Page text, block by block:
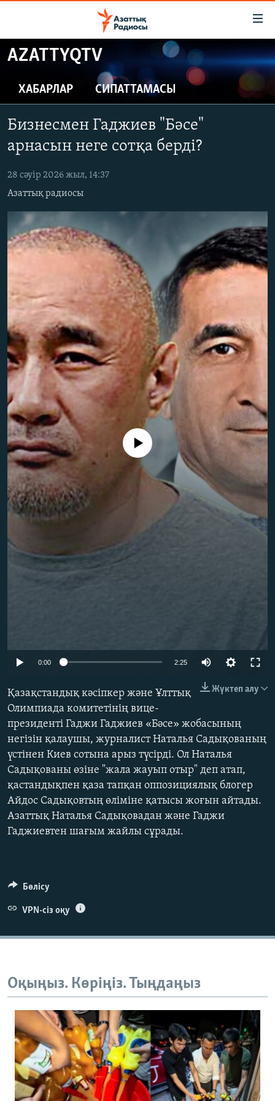
Skip
to
content
to
main
Navigation
Skip
ЖАҢАЛЫҚТАР
САЯСАТ
ҚАҢТАР ОҚИҒАСЫ
АДАМ ҚҰҚЫҚТАРЫ
ӘЛЕУМЕТ
ӘЛЕМ
АРНАЙЫ ЖОБАЛАР
Русский
ЖАЗЫЛЫҢЫЗ
Басқа тілдерде
AZATTYQTV
ХАБАРЛАР СИПАТТАМАСЫ
Бизнесмен Гаджиев "Бәсе"
арнасын неге сотқа берді?
28 сәуір 2026 жыл, 14:37
Азаттық радиосы
No media source currently available
0:00 2:25
480p
720p
1080p
Жүктеп алу
Қазақстандық кәсіпкер және Ұлттық
Олимпиада комитетінің вице-
президенті Гаджи Гаджиев «Бәсе» жобасының
негізін қалаушы, журналист Наталья Садықованың
үстінен Киев сотына арыз түсірді. Ол Наталья
Садықованы өзіне "жала жауып отыр" деп атап,
қастандықпен қаза тапқан оппозициялық блогер
Айдос Садықовтың өліміне қатысы жоғын айтады.
Азаттық Наталья Садықовадан және Гаджи
Гаджиевтен шағым жайлы сұрады.
Бөлісу
VPN-сіз оқу
Оқыңыз. Көріңіз. Тыңдаңыз